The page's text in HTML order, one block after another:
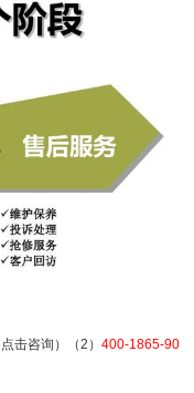
点击咨询）（2） 400-1865-90
询） 斐雪派克冰
斐雪派克冰箱全
全国联线2公里通